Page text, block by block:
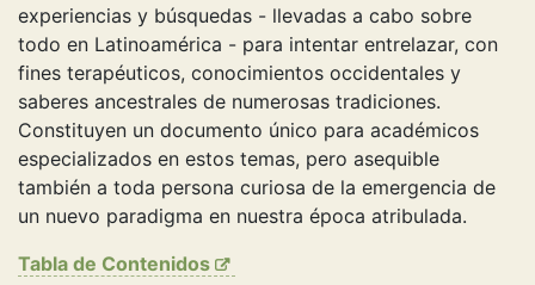
experiencias y búsquedas - llevadas a cabo sobre
todo en Latinoamérica - para intentar entrelazar, con
fines terapéuticos, conocimientos occidentales y
saberes ancestrales de numerosas tradiciones.
Constituyen un documento único para académicos
especializados en estos temas, pero asequible
también a toda persona curiosa de la emergencia de
un nuevo paradigma en nuestra época atribulada.
Tabla de Contenidos